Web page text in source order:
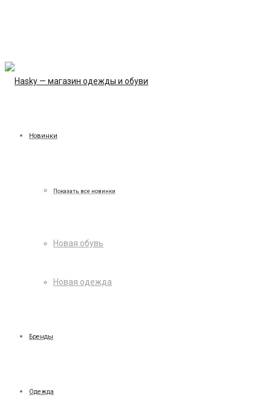
Новинки
Показать все новинки
Новая обувь
Новая одежда
Бренды
Одежда